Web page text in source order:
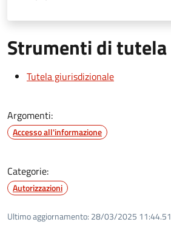
Strumenti di tutela
Tutela giurisdizionale
Argomenti:
Accesso all'informazione
Categorie:
Autorizzazioni
Ultimo aggiornamento: 28/03/2025 11:44.51